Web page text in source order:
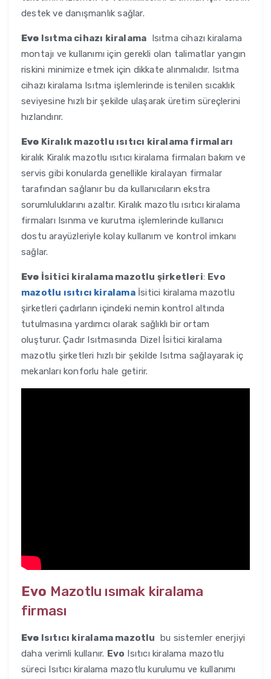
destek ve danışmanlık sağlar.
Evo Isıtma cihazı kiralama Isıtma cihazı kiralama
montajı ve kullanımı için gerekli olan talimatlar yangın
riskini minimize etmek için dikkate alınmalıdır. Isıtma
cihazı kiralama Isıtma işlemlerinde istenilen sıcaklık
seviyesine hızlı bir şekilde ulaşarak üretim süreçlerini
hızlandırır.
Evo Kiralık mazotlu ısıtıcı kiralama firmaları
kiralık Kiralık mazotlu ısıtıcı kiralama firmaları bakım ve
servis gibi konularda genellikle kiralayan firmalar
tarafından sağlanır bu da kullanıcıların ekstra
sorumluluklarını azaltır. Kiralık mazotlu ısıtıcı kiralama
firmaları Isınma ve kurutma işlemlerinde kullanıcı
dostu arayüzleriyle kolay kullanım ve kontrol imkanı
sağlar.
Evo İsitici kiralama mazotlu şirketleri: Evo
mazotlu ısıtıcı kiralamaİsitici kiralama mazotlu
şirketleri çadırların içindeki nemin kontrol altında
tutulmasına yardımcı olarak sağlıklı bir ortam
oluşturur. Çadır Isıtmasında Dizel İsitici kiralama
mazotlu şirketleri hızlı bir şekilde Isıtma sağlayarak iç
mekanları konforlu hale getirir.
Evo Mazotlu ısımak kiralama
firması
Evo Isıtıcı kiralama mazotlu bu sistemler enerjiyi
daha verimli kullanır. Evo Isıtıcı kiralama mazotlu
süreci Isıtıcı kiralama mazotlu kurulumu ve kullanımı